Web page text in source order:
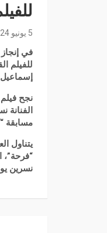
5 يونيو 2024
في
للفيلم
نجح
مسابقة
يتناول
“فرحة”،
نسرين